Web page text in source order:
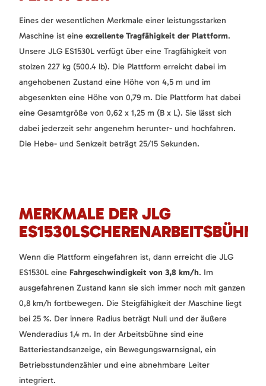
Eines der wesentlichen Merkmale einer leistungsstarken
Maschine ist eine exzellente Tragfähigkeit der Plattform.
Unsere JLG ES1530L verfügt über eine Tragfähigkeit von
stolzen 227 kg (500.4 lb). Die Plattform erreicht dabei im
angehobenen Zustand eine Höhe von 4,5 m und im
abgesenkten eine Höhe von 0,79 m. Die Plattform hat dabei
eine Gesamtgröße von 0,62 x 1,25 m (B x L). Sie lässt sich
dabei jederzeit sehr angenehm herunter- und hochfahren.
Die Hebe- und Senkzeit beträgt 25/15 Sekunden.
MERKMALE DER JLG
ES1530LSCHERENARBEITSBÜHNE
Wenn die Plattform eingefahren ist, dann erreicht die JLG
ES1530L eine Fahrgeschwindigkeit von 3,8 km/h. Im
ausgefahrenen Zustand kann sie sich immer noch mit ganzen
0,8 km/h fortbewegen. Die Steigfähigkeit der Maschine liegt
bei 25 %. Der innere Radius beträgt Null und der äußere
Wenderadius 1,4 m. In der Arbeitsbühne sind eine
Batteriestandsanzeige, ein Bewegungswarnsignal, ein
Betriebsstundenzähler und eine abnehmbare Leiter
integriert.